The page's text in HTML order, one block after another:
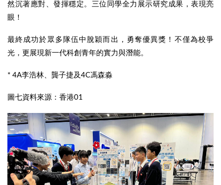
然沉著應對、發揮穩定。三位同學全力展示研究成果，表現亮
眼！
最終成功於眾多隊伍中脫穎而出，勇奪優異獎！不僅為校爭
光，更展現新一代科創青年的實力與潛能。
* 4A李浩林、龔子捷及4C馮森淼
圖七資料來源：香港01